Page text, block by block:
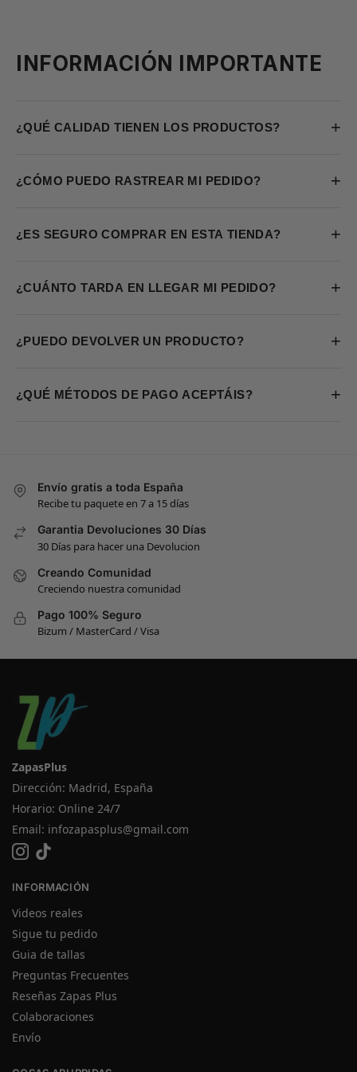
INFORMACIÓN IMPORTANTE
¿QUÉ CALIDAD TIENEN LOS PRODUCTOS? +
¿CÓMO PUEDO RASTREAR MI PEDIDO? +
¿ES SEGURO COMPRAR EN ESTA TIENDA? +
¿CUÁNTO TARDA EN LLEGAR MI PEDIDO? +
¿PUEDO DEVOLVER UN PRODUCTO? +
¿QUÉ MÉTODOS DE PAGO ACEPTÁIS? +
Envío gratis a toda España
Recibe tu paquete en 7 a 15 días
Garantia Devoluciones 30 Días
30 Días para hacer una Devolucion
Creando Comunidad
Creciendo nuestra comunidad
Pago 100% Seguro
Bizum / MasterCard / Visa
ZapasPlus
Dirección: Madrid, España
Horario: Online 24/7
Email: infozapasplus@gmail.com
INFORMACIÓN
Videos reales
Sigue tu pedido
Guia de tallas
Preguntas Frecuentes
Reseñas Zapas Plus
Colaboraciones
Envío